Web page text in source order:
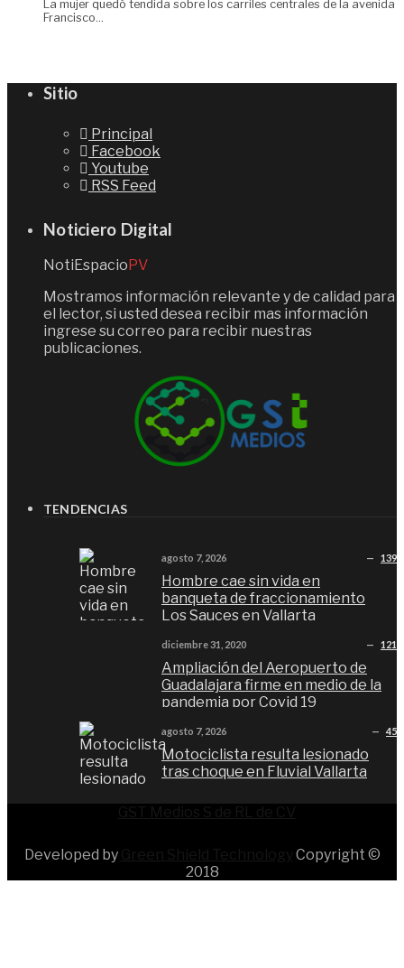
Sitio
Principal
Facebook
Youtube
RSS Feed
Noticiero Digital
NotiEspacioPV
Mostramos información relevante y de calidad para
el lector, si usted desea recibir mas información
ingrese su correo para recibir nuestras
publicaciones.
TENDENCIAS
agosto 7, 2026 139
Hombre cae sin vida en
banqueta de fraccionamiento
Los Sauces en Vallarta
diciembre 31, 2020 121
Ampliación del Aeropuerto de
Guadalajara firme en medio de la
pandemia por Covid 19
agosto 7, 2026 45
Motociclista resulta lesionado
tras choque en Fluvial Vallarta
Developed by
Copyright ©
2018